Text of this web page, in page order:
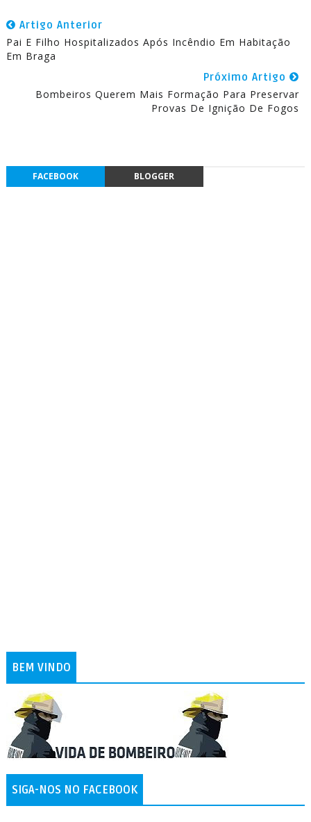
Artigo Anterior
Pai E Filho Hospitalizados Após Incêndio Em Habitação
Em Braga
Próximo Artigo
Bombeiros Querem Mais Formação Para Preservar
Provas De Ignição De Fogos
FACEBOOK BLOGGER
BEM VINDO
SIGA-NOS NO FACEBOOK